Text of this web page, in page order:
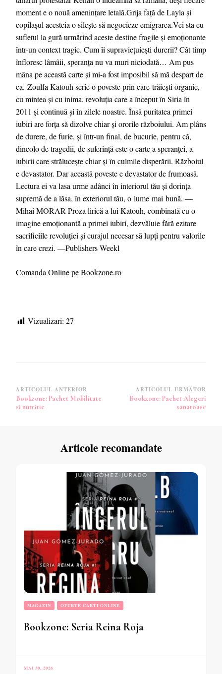
moment e o nouă ameninţare letală.Grija faţă de Layla şi
copilaşul acesteia o sileşte să negocieze emigrarea.Vei sta cu
sufletul la gură urmărind aceste destine fragile şi emoţionante
într-un context tragic. Cum îi supraviețuiești durerii? Cât timp
înfloresc lâmâii, speranța nu va muri niciodată… Am pus
mâna pe această carte și mi-a fost imposibil să mă despart de
ea. Zoulfa Katouh scrie o poveste prin care trăiești organic,
cu mintea și cu inima, revoluția care a început în Siria în
2011 și continuă și în zilele noastre. Însă puritatea primei
iubiri are forța să dizolve chiar și ororile războiului. Am plâns
de durere, de furie, și într-un final, de bucurie, pentru că,
dincolo de tragedii, de suferință este o carte a speranței, a
iubirii care strălucește chiar și în culmile disperării. Războiul
e devastator. Dar această poveste e devastator de frumoasă.
Lectura ei va lasa urme adânci în interiorul tău și dorința
supremă de a lăsa, în exteriorul tău, o lume mai bună. ―
Mihai MORAR Proza lirică a lui Katouh, combinată cu o
imagine emoționantă a primei iubiri, dezvăluie fără ezitare
sacrificiile revoluţiei şi curajul necesar să lupţi pentru valorile
în care crezi. ―Publishers Weekl
Comanda Online pe Bookzone.ro
Vizualizari: 27
Navigare
în
ARTICOLUL ANTERIOR
Bookzone: Pachet Mobilitate
si nutritie
ARTICOLUL URMĂTOR
Bookzone: Pachet Alegeri
sanatoase
Articole recomandate
MAGAZIN OFERTE CARTI ONLINE
Bookzone: Seria Reina Roja
MAI 30, 2026